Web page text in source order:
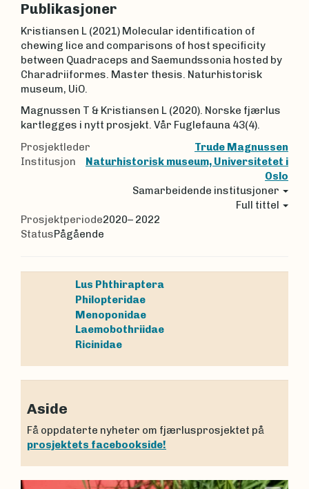
Publikasjoner
Kristiansen L (2021) Molecular identification of
chewing lice and comparisons of host specificity
between Quadraceps and Saemundssonia hosted by
Charadriiformes. Master thesis. Naturhistorisk
museum, UiO.
Magnussen T & Kristiansen L (2020). Norske fjærlus
kartlegges i nytt prosjekt. Vår Fuglefauna 43(4).
Prosjektleder
Trude Magnussen
Institusjon
Naturhistorisk museum, Universitetet i
Oslo
Samarbeidende institusjoner
Full tittel
Prosjektperiode2020– 2022
StatusPågående
Lus Phthiraptera
Philopteridae
Menoponidae
Laemobothriidae
Ricinidae
Aside
Få oppdaterte nyheter om fjærlusprosjektet på
prosjektets facebookside!